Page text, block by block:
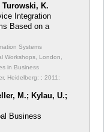
Turowski, K.
Integration
Based on a
Systems
Workshops, London,
in Business
Heidelberg; ; 2011;
M.; Kylau, U.;
Business